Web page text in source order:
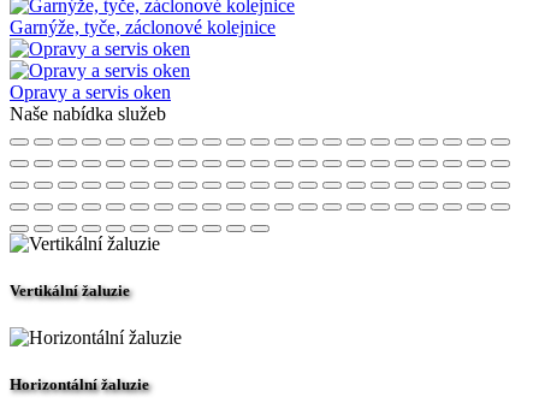
Garnýže, tyče, záclonové kolejnice
Opravy a servis oken
Naše nabídka služeb
Vertikální žaluzie
Horizontální žaluzie